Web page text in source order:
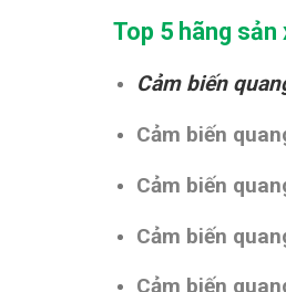
Top 5 hãng
Cảm biến
Cảm biến
Cảm biến
Cảm biến
Cảm biến